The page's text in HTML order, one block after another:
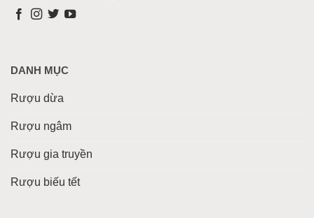
DANH MỤC
Rượu dừa
Rượu ngâm
Rượu gia truyền
Rượu biếu tết